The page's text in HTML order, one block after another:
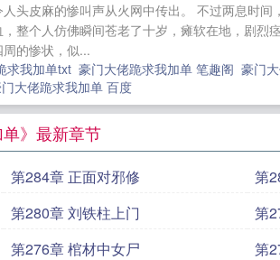
头皮麻的惨叫声从火网中传出。 不过两息时间
整个人仿佛瞬间苍老了十岁，瘫软在地，剧
的惨状，似...
求我加单txt 豪门大佬跪求我加单 笔趣阁 豪门
大佬跪求我加单 百度
单》最新章节
第284章 正面对邪修 第
第280章 刘铁柱上门 第
第276章 棺材中女尸 第